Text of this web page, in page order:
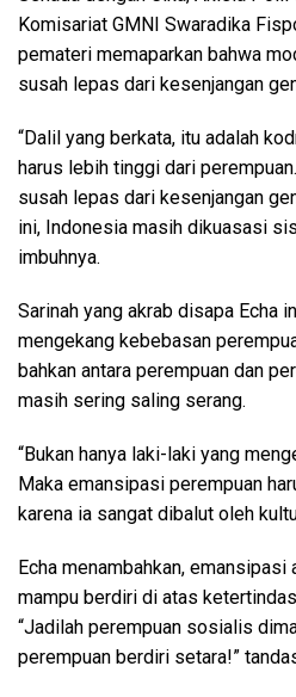
Komisariat GMNI Swaradika
pemateri memaparkan bahwa
susah lepas dari kesenjangan
“Dalil yang berkata, itu adalah
harus lebih tinggi dari
susah lepas dari kesenjangan
ini, Indonesia masih dikuasasi
imbuhnya.
Sarinah yang akrab disapa Echa
mengekang kebebasan
bahkan antara perempuan dan
masih sering saling serang.
“Bukan hanya laki-laki yang
Maka emansipasi perempuan
karena ia sangat dibalut oleh
Echa menambahkan,
mampu berdiri di atas
“Jadilah perempuan sosialis
perempuan berdiri setara!”